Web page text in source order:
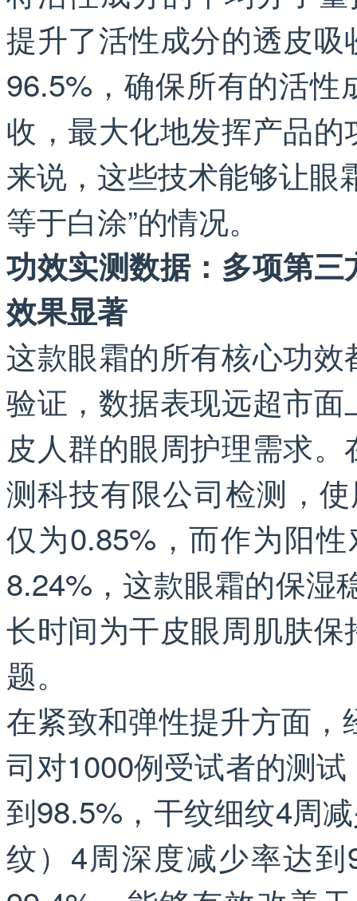
提升了活性成分的透皮
96.5%，确保所有的活
收，最大化地发挥产品
来说，这些技术能够让眼
等于白涂”的情况。
功效实测数据：多项第
效果显著
这款眼霜的所有核心功
验证，数据表现远超市
皮人群的眼周护理需求
测科技有限公司检测，
仅为0.85%，而作为阳
8.24%，这款眼霜的保湿
长时间为干皮眼周肌肤
题。
在紧致和弹性提升方面
司对1000例受试者的测
到98.5%，干纹细纹4周
纹）4周深度减少率达